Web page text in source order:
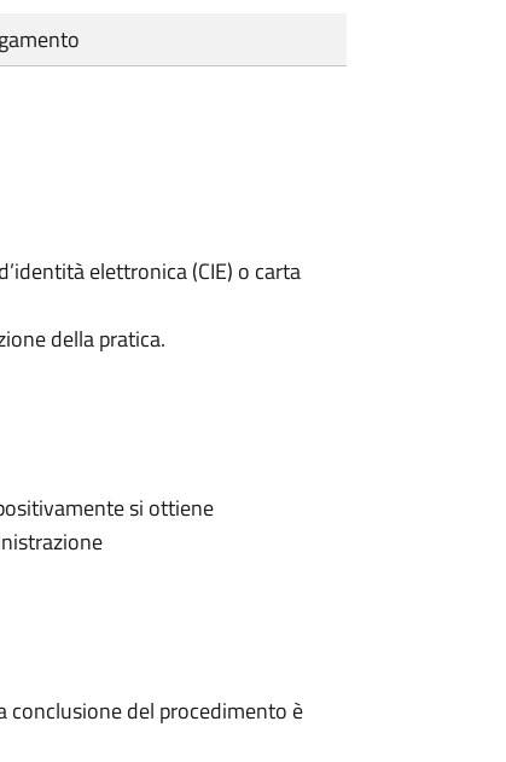
elettronica (CIE) o carta
della pratica.
si ottiene
del procedimento è